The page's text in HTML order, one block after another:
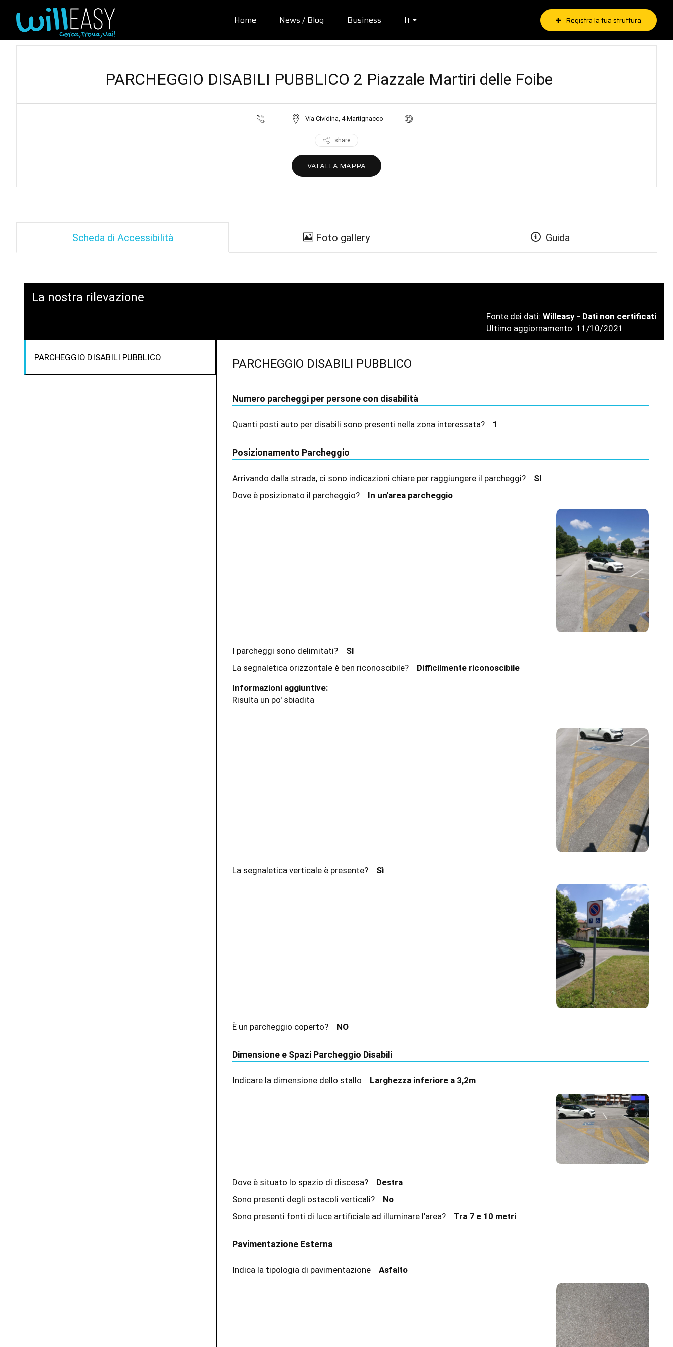
Registra la tua struttura
Home News / Blog Business It
PARCHEGGIO DISABILI PUBBLICO 2 Piazzale Martiri delle Foibe
Via Cividina, 4 Martignacco
share
VAI ALLA MAPPA
Scheda di Accessibilità Foto gallery Guida
La nostra rilevazione
Fonte dei dati: Willeasy - Dati non certificati
Ultimo aggiornamento: 11/10/2021
PARCHEGGIO DISABILI PUBBLICO PARCHEGGIO DISABILI PUBBLICO
Numero parcheggi per persone con disabilità
Quanti posti auto per disabili sono presenti nella zona interessata? 1
Posizionamento Parcheggio
Arrivando dalla strada, ci sono indicazioni chiare per raggiungere il parcheggi?
SI
Dove è posizionato il parcheggio?
In un'area parcheggio
I parcheggi sono delimitati?
SI
La segnaletica orizzontale è ben riconoscibile?
Difficilmente riconoscibile
Informazioni aggiuntive:
Risulta un po' sbiadita
La segnaletica verticale è presente? Sì
È un parcheggio coperto? NO
Dimensione e Spazi Parcheggio Disabili
Indicare la dimensione dello stallo Larghezza inferiore a 3,2m
Dove è situato lo spazio di discesa?
Destra
Sono presenti degli ostacoli verticali?
No
Sono presenti fonti di luce artificiale ad illuminare l'area?
Tra 7 e 10 metri
Pavimentazione Esterna
Indica la tipologia di pavimentazione Asfalto